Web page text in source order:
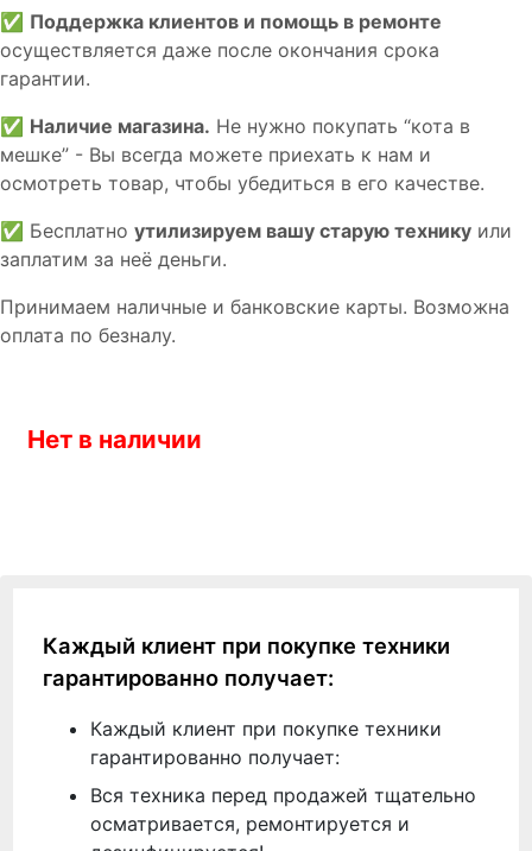
✅ Поддержка клиентов и помощь в ремонте
осуществляется даже после окончания срока
гарантии.
✅ Наличие магазина. Не нужно покупать “кота в
мешке” - Вы всегда можете приехать к нам и
осмотреть товар, чтобы убедиться в его качестве.
✅ Бесплатно утилизируем вашу старую технику или
заплатим за неё деньги.
Принимаем наличные и банковские карты. Возможна
оплата по безналу.
Нет в наличии
Каждый клиент при покупке техники
гарантированно получает:
Каждый клиент при покупке техники
гарантированно получает:
Вся техника перед продажей тщательно
осматривается, ремонтируется и